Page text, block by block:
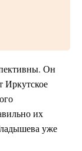
Он
Иркутское
их
уже